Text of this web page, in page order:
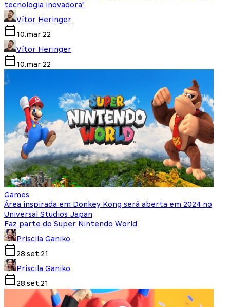
tecnologia inovadora"
Vítor Heringer
10.mar.22
Vítor Heringer
10.mar.22
Games
Área inspirada em Donkey Kong será aberta em 2024 no
Universal Studios Japan
Faz parte do Super Nintendo World
Priscila Ganiko
28.set.21
Priscila Ganiko
28.set.21